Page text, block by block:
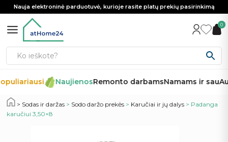
Nauja elektroninė parduotuvė, kurioje rasite platų prekių pasirinkimą
0
NaujienosRemonto darbamsNamams ir sau
Sodas ir daržas > Sodo daržo prekės > Karučiai ir jų dalys > Padanga
karučiui 3,50×8